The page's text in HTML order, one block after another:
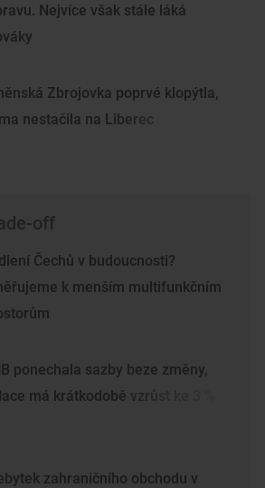
Nejvíce však stále láká
Zbrojovka poprvé klopýtla,
nestačila na Liberec
off
Čechů v budoucnosti?
k menším multifunkčním
ponechala sazby beze změny,
má krátkodobě vzrůst ke 3 %
zahraničního obchodu v